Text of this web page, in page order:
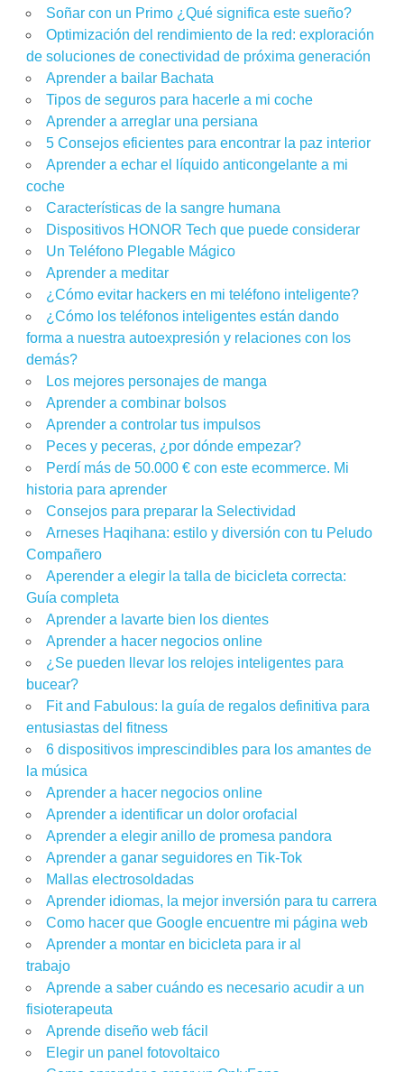
Soñar con un Primo ¿Qué significa este sueño?
Optimización del rendimiento de la red: exploración
de soluciones de conectividad de próxima generación
Aprender a bailar Bachata
Tipos de seguros para hacerle a mi coche
Aprender a arreglar una persiana
5 Consejos eficientes para encontrar la paz interior
Aprender a echar el líquido anticongelante a mi
coche
Características de la sangre humana
Dispositivos HONOR Tech que puede considerar
Un Teléfono Plegable Mágico
Aprender a meditar
¿Cómo evitar hackers en mi teléfono inteligente?
¿Cómo los teléfonos inteligentes están dando
forma a nuestra autoexpresión y relaciones con los
demás?
Los mejores personajes de manga
Aprender a combinar bolsos
Aprender a controlar tus impulsos
Peces y peceras, ¿por dónde empezar?
Perdí más de 50.000 € con este ecommerce. Mi
historia para aprender
Consejos para preparar la Selectividad
Arneses Haqihana: estilo y diversión con tu Peludo
Compañero
Aperender a elegir la talla de bicicleta correcta:
Guía completa
Aprender a lavarte bien los dientes
Aprender a hacer negocios online
¿Se pueden llevar los relojes inteligentes para
bucear?
Fit and Fabulous: la guía de regalos definitiva para
entusiastas del fitness
6 dispositivos imprescindibles para los amantes de
la música
Aprender a hacer negocios online
Aprender a identificar un dolor orofacial
Aprender a elegir anillo de promesa pandora
Aprender a ganar seguidores en Tik-Tok
Mallas electrosoldadas
Aprender idiomas, la mejor inversión para tu carrera
Como hacer que Google encuentre mi página web
Aprender a montar en bicicleta para ir al
trabajo
Aprende a saber cuándo es necesario acudir a un
fisioterapeuta
Aprende diseño web fácil
Elegir un panel fotovoltaico